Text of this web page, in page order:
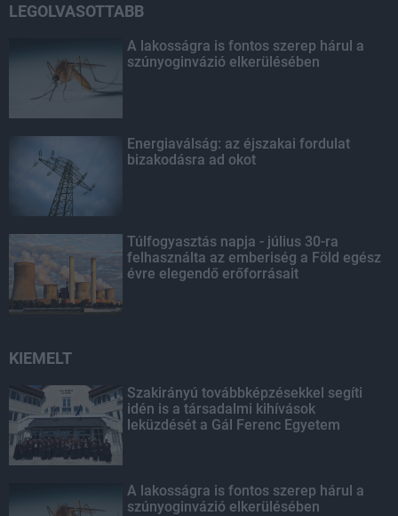
LEGOLVASOTTABB
A lakosságra is fontos szerep hárul a
szúnyoginvázió elkerülésében
Energiaválság: az éjszakai fordulat
bizakodásra ad okot
Túlfogyasztás napja - július 30-ra
felhasználta az emberiség a Föld egész
évre elegendő erőforrásait
KIEMELT
Szakirányú továbbképzésekkel segíti
idén is a társadalmi kihívások
leküzdését a Gál Ferenc Egyetem
A lakosságra is fontos szerep hárul a
szúnyoginvázió elkerülésében